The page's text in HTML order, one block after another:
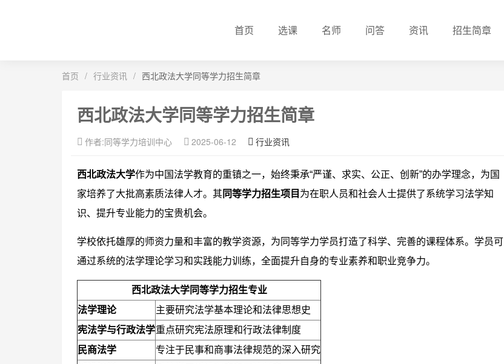
首页 选课 名师 问答 资讯 招生简章
首页 / 行业资讯 / 西北政法大学同等学力招生简章
西北政法大学同等学力招生简章
作者:同等学力培训中心 2025-06-12 行业资讯
西北政法大学作为中国法学教育的重镇之一，始终秉承“严谨、求实、公正、创新”的办学理念，为国
家培养了大批高素质法律人才。其同等学力招生项目 为在职人员和社会人士提供了系统学习法学知
识、提升专业能力的宝贵机会。
学校依托雄厚的师资力量和丰富的教学资源，为同等学力学员打造了科学、完善的课程体系。学员可
通过系统的法学理论学习和实践能力训练，全面提升自身的专业素养和职业竞争力。
西北政法大学同等学力招生专业
法学理论
主要研究法学基本理论和法律思想史
宪法学与行政法学重点研究宪法原理和行政法律制度
民商法学
专注于民事和商事法律规范的深入研究